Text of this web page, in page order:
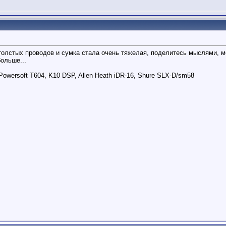
проводов и сумка стала очень тяжелая, поделитесь мыслями,
T604, K10 DSP, Allen Heath iDR-16, Shure SLX-D/sm58